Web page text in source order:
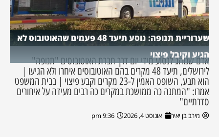
שערוריית תנופה: נוסע תיעד 48 פעמים שהאוטובוס לא
הגיע וקיבל פיצוי
אדם שנוהג לנסוע מידי יום דרך חברת האוטובוסים "תנופה"
לירושלים, תיעד 48 מקרים בהם האוטובוסים איחרו ולא הגיעו |
הוא תבע, השופט האמין ל-23 מקרים וקבע פיצוי | בבית המשפט
אמרו: "המתנה כה ממושכת במקרים כה רבים מעידה על איחורים
סדרתיים"
מירב בן יאיר אוגוסט 4, 2026 9:36 pm